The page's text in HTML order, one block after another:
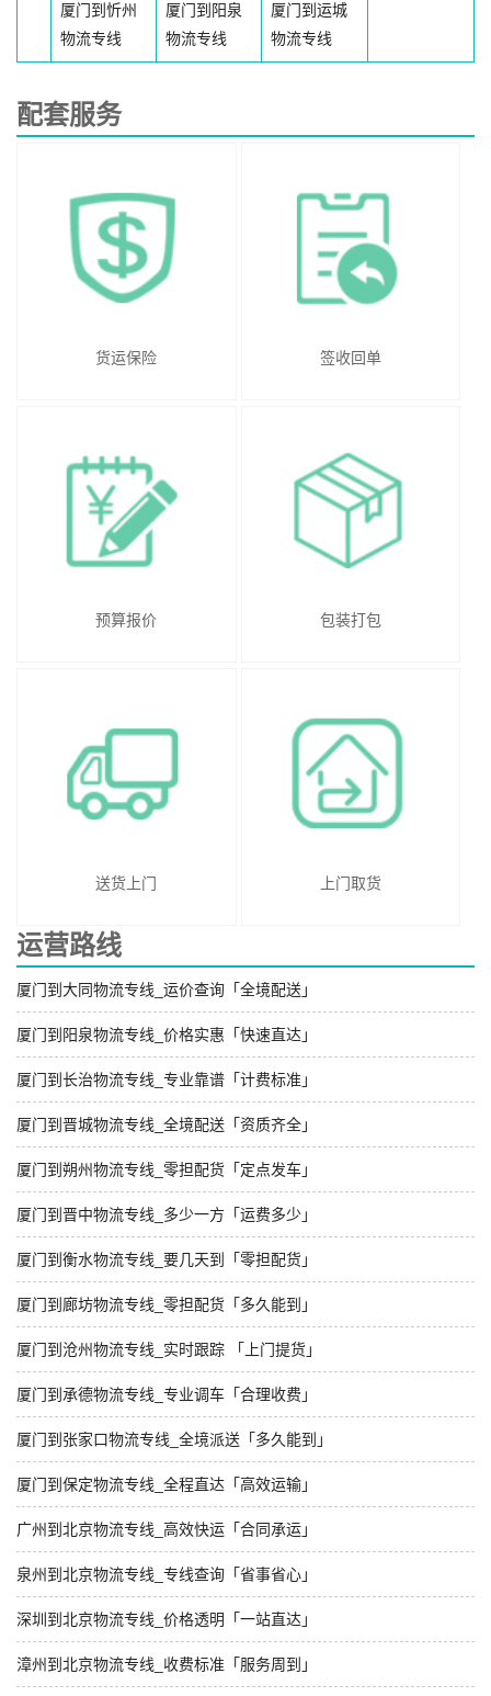
厦门到忻州
物流专线
厦门到阳泉
物流专线
厦门到运城
物流专线
配套服务
货运保险 签收回单
预算报价 包装打包
送货上门 上门取货
运营路线
厦门到大同物流专线_运价查询「全境配送」
厦门到阳泉物流专线_价格实惠「快速直达」
厦门到长治物流专线_专业靠谱「计费标准」
厦门到晋城物流专线_全境配送「资质齐全」
厦门到朔州物流专线_零担配货「定点发车」
厦门到晋中物流专线_多少一方「运费多少」
厦门到衡水物流专线_要几天到「零担配货」
厦门到廊坊物流专线_零担配货「多久能到」
厦门到沧州物流专线_实时跟踪 「上门提货」
厦门到承德物流专线_专业调车「合理收费」
厦门到张家口物流专线_全境派送「多久能到」
厦门到保定物流专线_全程直达「高效运输」
广州到北京物流专线_高效快运「合同承运」
泉州到北京物流专线_专线查询「省事省心」
深圳到北京物流专线_价格透明「一站直达」
漳州到北京物流专线_收费标准「服务周到」